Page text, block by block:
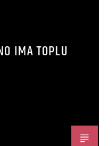
IMA TOPLU